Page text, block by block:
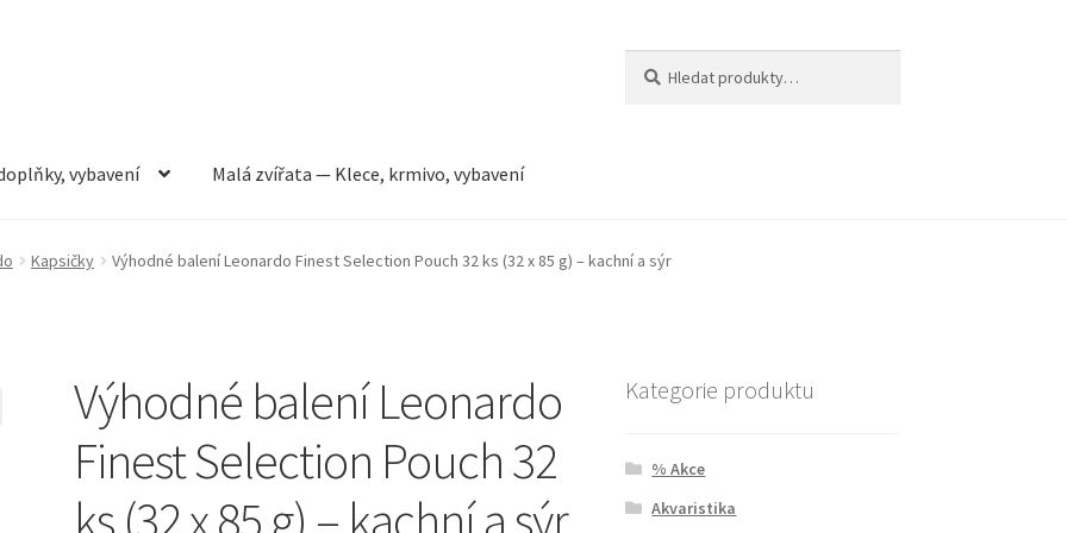
vybavení Malá zvířata — Klece, krmivo, vybavení
vybavení Můj účet Obchod Pokladna Vše pro kočky
Kapsičky Výhodné balení Leonardo Finest Selection Pouch 32 ks (32 x 85 g) – kachní a sýr
Výhodné balení Leonardo
Finest Selection Pouch 32
ks (32 x 85 g) – kachní a sýr
Kategorie produktu
% Akce
Akvaristika